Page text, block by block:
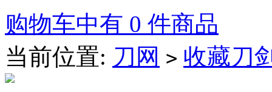
购物车中有 0 件商品
当前位置: 刀网 > 收藏刀